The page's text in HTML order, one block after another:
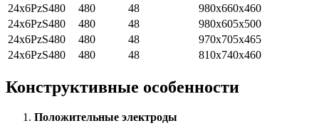
24х6РzS480
480 48
980x660x460
24х6РzS480
480 48
980x605x500
24х6РzS480
480 48
970x705x465
24х6РzS480
480 48 810x740x460
Конструктивные особенности
Положительные электроды